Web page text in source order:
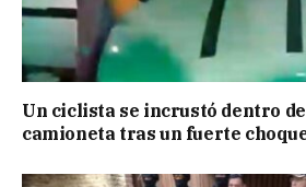
Un ciclista se incrustó dentro
camioneta tras un fuerte